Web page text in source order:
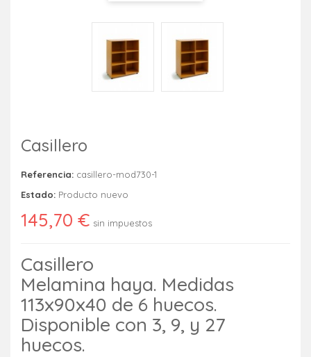
Casillero
Referencia: casillero-mod730-1
Estado: Producto nuevo
145,70 € sin impuestos
Casillero
Melamina haya. Medidas
113x90x40 de 6 huecos.
Disponible con 3, 9, y 27
huecos.